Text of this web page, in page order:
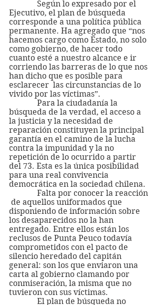
Ejecutivo, el plan de búsqueda
corresponde a una política pública
permanente. Ha agregado que “nos
hacemos cargo como Estado, no solo
como gobierno, de hacer todo
cuanto esté a nuestro alcance e ir
corriendo las barreras de lo que nos
han dicho que es posible para
esclarecer  las circunstancias de lo
vivido por las víctimas”.
búsqueda de la verdad, el acceso a
la justicia y la necesidad de
reparación constituyen la principal
garantía en el camino de la lucha
contra la impunidad y la no
repetición de lo ocurrido a partir
del 73. Esta es la única posibilidad
para una real convivencia
democrática en la sociedad chilena.
de aquellos uniformados que
disponiendo de información sobre
los desaparecidos no la han
entregado. Entre ellos están los
reclusos de Punta Peuco todavía
comprometidos con el pacto de
silencio heredado del capitán
general: son los que enviaron una
carta al gobierno clamando por
conmiseración, la misma que no
tuvieron con sus víctimas.